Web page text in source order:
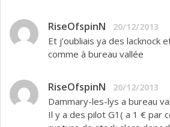
RiseOfspinN 20/12/2013
Et j’oubliais ya des lacknock
comme à bureau vallée
RiseOfspinN 20/12/2013
Dammary-les-lys a bureau
Il y a des pilot G1( a 1 € par